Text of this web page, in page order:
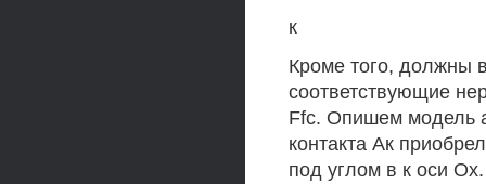
к
Кроме того, должны
соответствующие
Ffc. Опишем модель
контакта Ак
под углом в к оси